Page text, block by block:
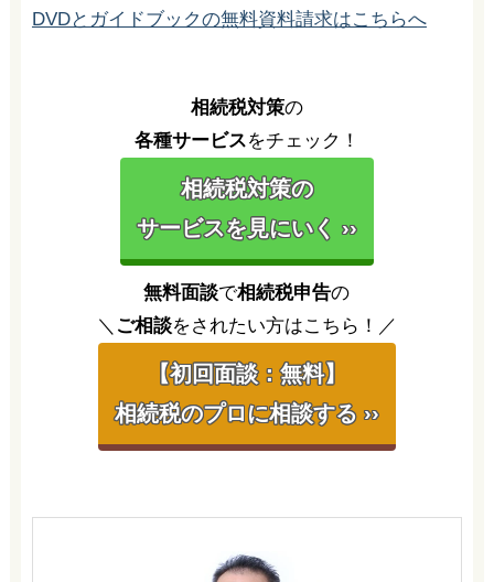
DVDとガイドブックの無料資料請求はこちらへ
相続税対策の
各種サービスをチェック！
相続税対策の
サービスを見にいく ››
無料面談で相続税申告の
＼ ご相談をされたい方はこちら！／
【初回面談：無料】
相続税のプロに相談する ››